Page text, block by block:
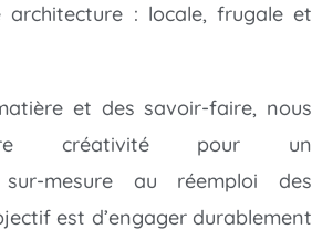
architecture : locale, frugale et
et des savoir-faire, nous
créativité pour un
sur-mesure au réemploi des
est d’engager durablement